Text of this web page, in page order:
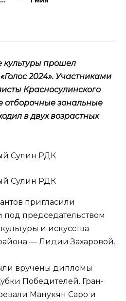
прошел
2024». Участниками
Красносулинского
зональные
в двух возрастных
пригласили
председательством
и искусства
— Лидии Захаровой.
вручены дипломы
Победителей. Гран-
Манукян Саро и